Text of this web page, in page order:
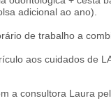
adicional ao ano).
de trabalho a
aos cuidados de
a consultora Laura